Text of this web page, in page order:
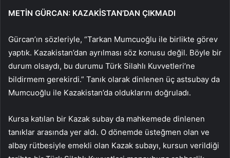
METİN GÜRCAN: KAZAKİSTAN’DAN ÇIKMADI
Gürcan’ın sözleriyle, “Tarkan Mumcuoğlu ile birlikte görev
yaptık. Kazakistan’dan ayrılması söz konusu değil. Böyle bir
durum olsaydı, bu durumu Türk Silahlı Kuvvetleri’ne
bildirmem gerekirdi.” Tanık olarak dinlenen üç astsubay da
Mumcuoğlu ile Kazakistan’da olduklarını doğruladı.
Kursa katılan bir Kazak subay da mahkemede dinlenen
tanıklar arasında yer aldı. O dönemde üsteğmen olan ve
albay rütbesiyle emekli olan Kazak subayı, kursun verildiği